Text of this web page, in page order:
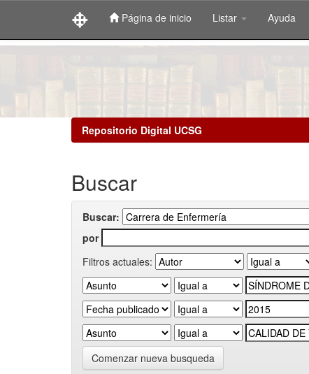
Página de inicio Listar Ayuda
Repositorio Digital UCSG
Buscar
Buscar:
por
Filtros actuales:
Comenzar nueva busqueda